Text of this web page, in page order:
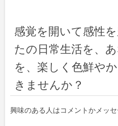
感覚を開いて感性
たの日常生活を、
を、楽しく色鮮や
きませんか？
興味のある人はコメントかメッセ